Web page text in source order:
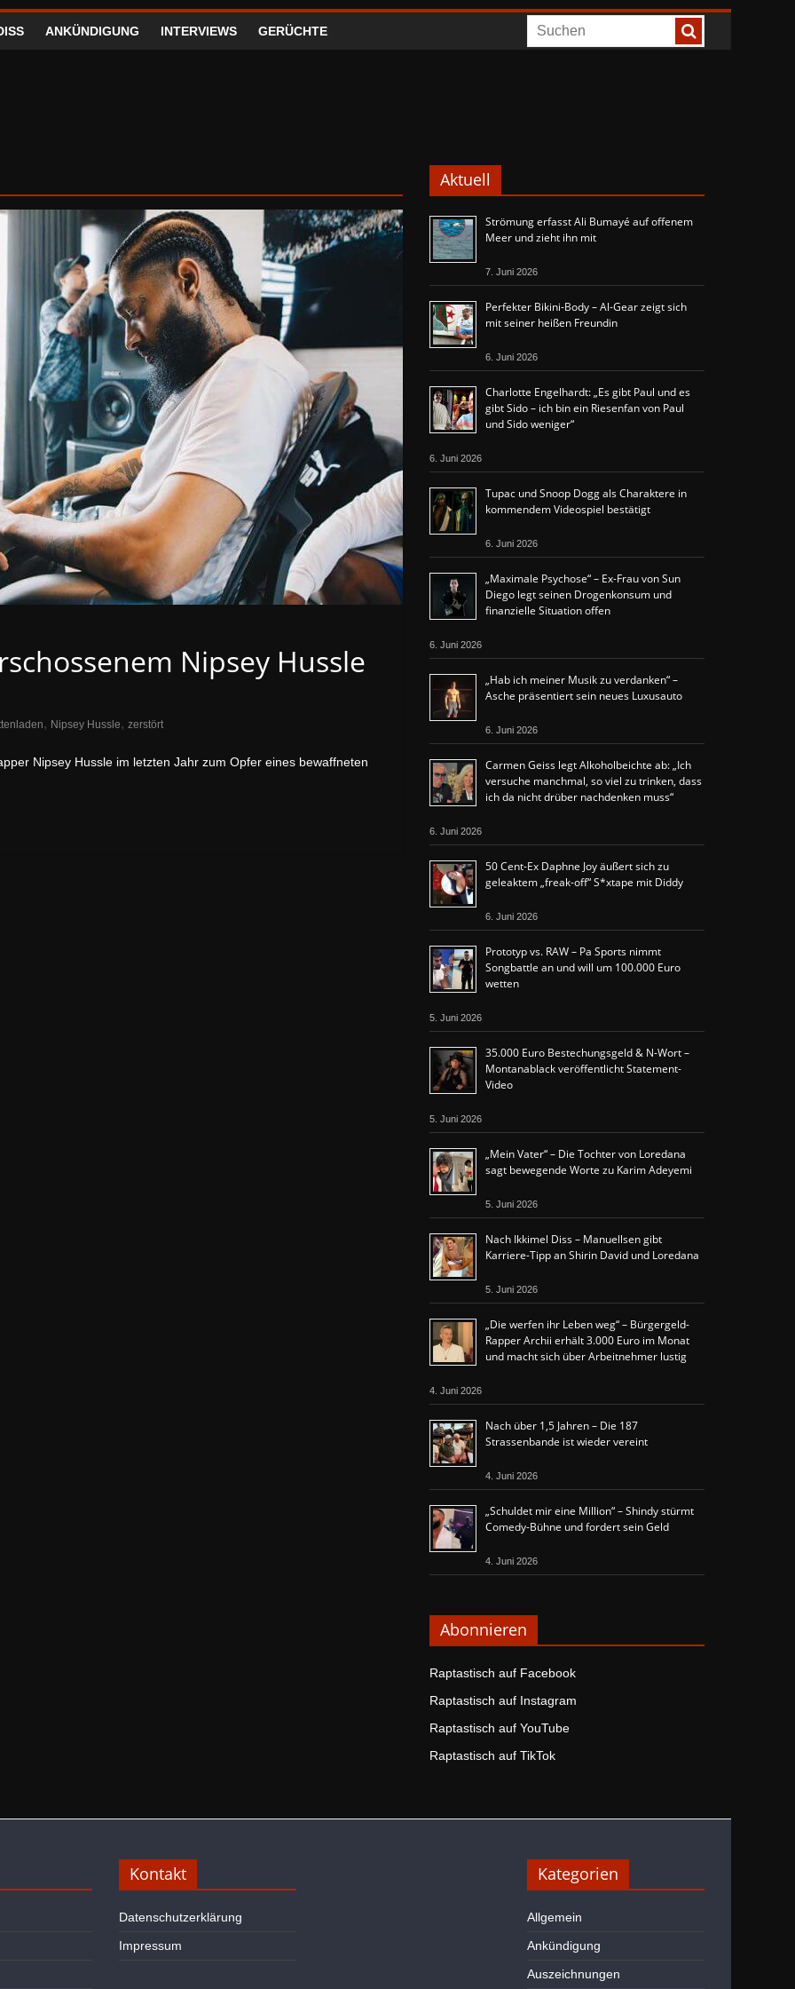
ANKÜNDIGUNG INTERVIEWS GERÜCHTE
Nipsey Hussle
, Nipsey Hussle, zerstört
Nipsey Hussle im letzten Jahr zum Opfer eines bewaffneten
Aktuell
Strömung erfasst Ali Bumayé auf offenem
Meer und zieht ihn mit
7. Juni 2026
Perfekter Bikini-Body – Al-Gear zeigt sich
mit seiner heißen Freundin
6. Juni 2026
Charlotte Engelhardt: „Es gibt Paul und es
gibt Sido – ich bin ein Riesenfan von Paul
und Sido weniger“
6. Juni 2026
Tupac und Snoop Dogg als Charaktere in
kommendem Videospiel bestätigt
6. Juni 2026
„Maximale Psychose“ – Ex-Frau von Sun
Diego legt seinen Drogenkonsum und
finanzielle Situation offen
6. Juni 2026
„Hab ich meiner Musik zu verdanken“ –
Asche präsentiert sein neues Luxusauto
6. Juni 2026
Carmen Geiss legt Alkoholbeichte ab: „Ich
versuche manchmal, so viel zu trinken, dass
ich da nicht drüber nachdenken muss“
6. Juni 2026
50 Cent-Ex Daphne Joy äußert sich zu
geleaktem „freak-off“ S*xtape mit Diddy
6. Juni 2026
Prototyp vs. RAW – Pa Sports nimmt
Songbattle an und will um 100.000 Euro
wetten
5. Juni 2026
35.000 Euro Bestechungsgeld & N-Wort –
Montanablack veröffentlicht Statement-
Video
5. Juni 2026
„Mein Vater“ – Die Tochter von Loredana
sagt bewegende Worte zu Karim Adeyemi
5. Juni 2026
Nach Ikkimel Diss – Manuellsen gibt
Karriere-Tipp an Shirin David und Loredana
5. Juni 2026
„Die werfen ihr Leben weg“ – Bürgergeld-
Rapper Archii erhält 3.000 Euro im Monat
und macht sich über Arbeitnehmer lustig
4. Juni 2026
Nach über 1,5 Jahren – Die 187
Strassenbande ist wieder vereint
4. Juni 2026
„Schuldet mir eine Million“ – Shindy stürmt
Comedy-Bühne und fordert sein Geld
4. Juni 2026
Abonnieren
Raptastisch auf Facebook
Raptastisch auf Instagram
Raptastisch auf YouTube
Raptastisch auf TikTok
Kontakt
Datenschutzerklärung
Impressum
Kategorien
Allgemein
Ankündigung
Auszeichnungen